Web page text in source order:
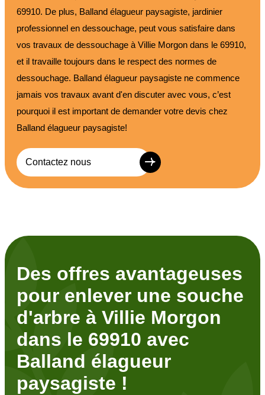
69910. De plus, Balland élagueur paysagiste, jardinier
professionnel en dessouchage, peut vous satisfaire dans
vos travaux de dessouchage à Villie Morgon dans le 69910,
et il travaille toujours dans le respect des normes de
dessouchage. Balland élagueur paysagiste ne commence
jamais vos travaux avant d'en discuter avec vous, c’est
pourquoi il est important de demander votre devis chez
Balland élagueur paysagiste!
Contactez nous
Des offres avantageuses
pour enlever une souche
d'arbre à Villie Morgon
dans le 69910 avec
Balland élagueur
paysagiste !